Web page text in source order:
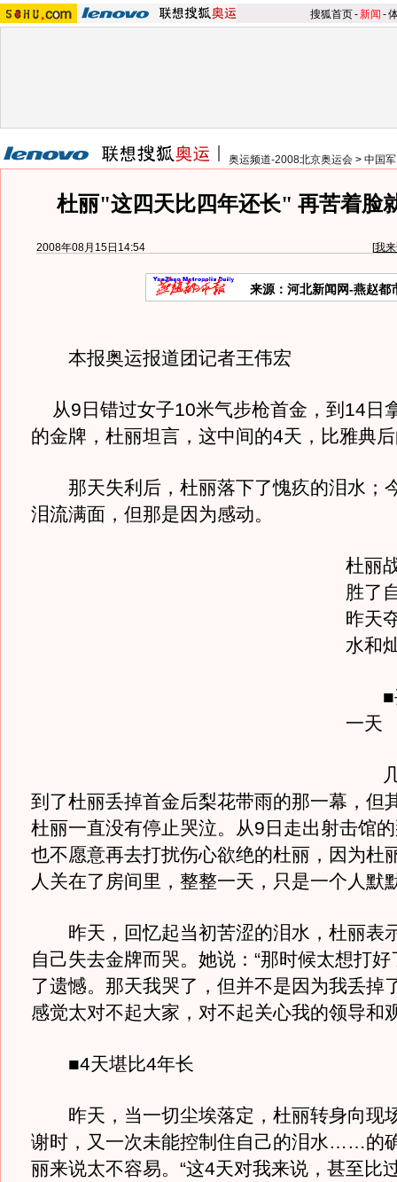
搜狐首页-新闻 -
奥运频道-2008北京奥运会 > 中国
杜丽"这四天比四年还长" 再苦着脸
2008年08月15日14:54 [我
来源：河北新闻网-燕赵都
本报奥运报道团记者王伟宏
从9日错过女子10米气步枪首金，到14日
的金牌，杜丽坦言，这中间的4天，比雅典
那天失利后，杜丽落下了愧疚的泪水；
泪流满面，但那是因为感动。
杜丽
胜了
昨天
水和
■丢
一天
几
到了杜丽丢掉首金后梨花带雨的那一幕，但
杜丽一直没有停止哭泣。从9日走出射击馆
也不愿意再去打扰伤心欲绝的杜丽，因为杜
人关在了房间里，整整一天，只是一个人默
昨天，回忆起当初苦涩的泪水，杜丽表
自己失去金牌而哭。她说：“那时候太想打
了遗憾。那天我哭了，但并不是因为我丢掉
感觉太对不起大家，对不起关心我的领导和
■4天堪比4年长
昨天，当一切尘埃落定，杜丽转身向现
谢时，又一次未能控制住自己的泪水……的
丽来说太不容易。“这4天对我来说，甚至比